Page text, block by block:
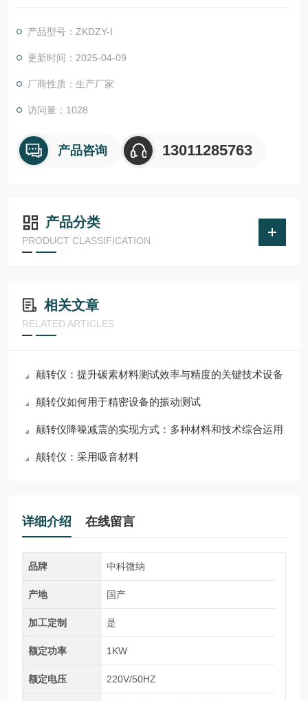
采用步进电机加同步带传动，降低噪音、震动；采用可编程序逻
面，直观显示仪器工作进程，从而大大提升企业产品测试效率。
产品型号：ZKDZY-I
更新时间：2025-04-09
厂商性质：生产厂家
访问量：1028
产品咨询 13011285763
产品分类
PRODUCT CLASSIFICATION
相关文章
RELATED ARTICLES
颠转仪：提升碳素材料测试效率与精度的关键技术设备
颠转仪如何用于精密设备的振动测试
颠转仪降噪减震的实现方式：多种材料和技术综合运用
颠转仪：采用吸音材料
详细介绍 在线留言
品牌 中科微纳
产地 国产
加工定制 是
额定功率 1KW
额定电压 220V/50HZ